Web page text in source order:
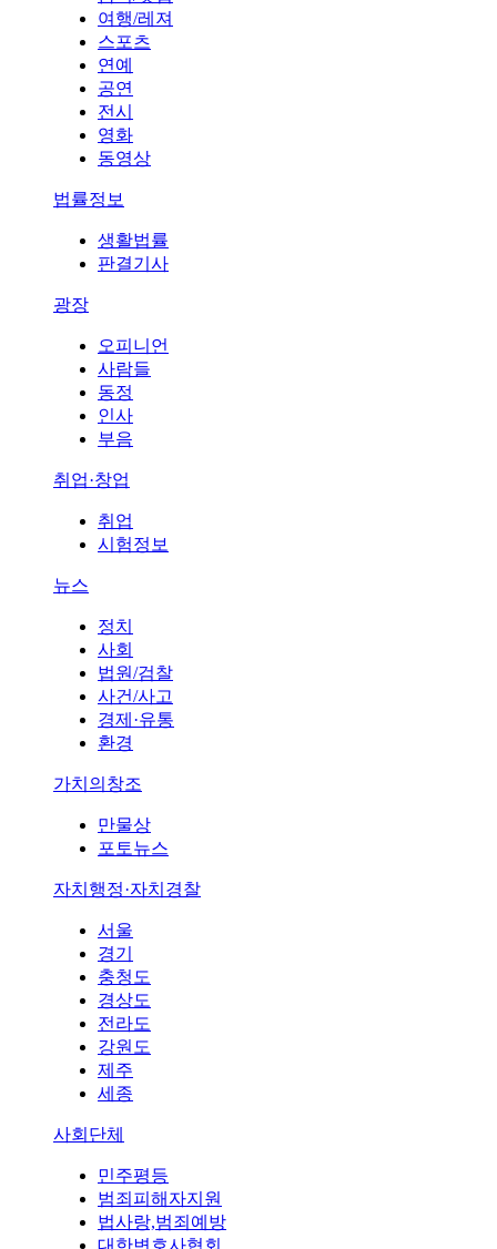
여행/레져
스포츠
연예
공연
전시
영화
동영상
법률정보
생활법률
판결기사
광장
오피니언
사람들
동정
인사
부음
취업·창업
취업
시험정보
뉴스
정치
사회
법원/검찰
사건/사고
경제·유통
환경
가치의창조
만물상
포토뉴스
자치행정·자치경찰
서울
경기
충청도
경상도
전라도
강원도
제주
세종
사회단체
민주평등
범죄피해자지원
법사랑,범죄예방
대한변호사협회